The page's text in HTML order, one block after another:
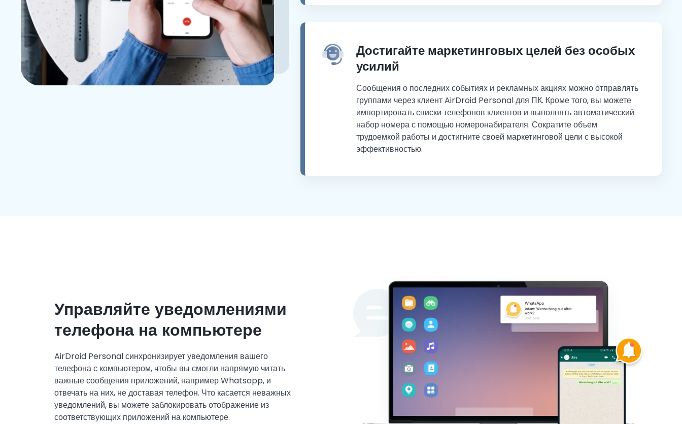
Достигайте маркетинговых целей без особых
усилий
Сообщения о последних событиях и рекламных акциях можно отправлять
группами через клиент AirDroid Personal для ПК. Кроме того, вы можете
импортировать списки телефонов клиентов и выполнять автоматический
набор номера с помощью номеронабирателя. Сократите объем
трудоемкой работы и достигните своей маркетинговой цели с высокой
эффективностью.
Управляйте уведомлениями
телефона на компьютере
AirDroid Personal синхронизирует уведомления вашего
телефона с компьютером, чтобы вы смогли напрямую читать
важные сообщения приложений, например Whatsapp, и
отвечать на них, не доставая телефон. Что касается неважных
уведомлений, вы можете заблокировать отображение из
соответствующих приложений на компьютере.